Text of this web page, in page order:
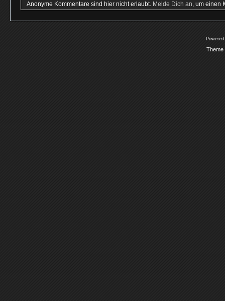
Anonyme Kommentare sind hier nicht erlaubt. Melde Dich an, um einen
Theme